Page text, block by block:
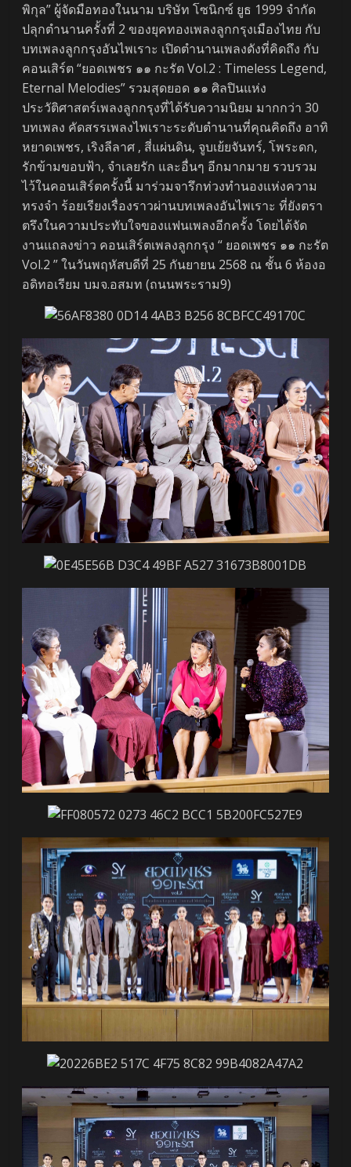
พิกุล” ผู้จัดมือทองในนาม บริษัท โซนิกซ์ ยูธ 1999 จำกัด
ปลุกตำนานครั้งที่ 2 ของยุคทองเพลงลูกกรุงเมืองไทย กับ
บทเพลงลูกกรุงอันไพเราะ เปิดตำนานเพลงดังที่คิดถึง กับ
คอนเสิร์ต “ยอดเพชร ๑๑ กะรัต Vol.2 : Timeless Legend,
Eternal Melodies” รวมสุดยอด ๑๑ ศิลปินแห่ง
ประวัติศาสตร์เพลงลูกกรุงที่ได้รับความนิยม มากกว่า 30
บทเพลง คัดสรรเพลงไพเราะระดับตำนานที่คุณคิดถึง อาทิ
หยาดเพชร, เริงลีลาศ , สี่แผ่นดิน, จูบเย้ยจันทร์, โพระดก,
รักข้ามขอบฟ้า, จำเลยรัก และอื่นๆ อีกมากมาย รวบรวม
ไว้ในคอนเสิร์ตครั้งนี้ มาร่วมจารึกท่วงทำนองแห่งความ
ทรงจำ ร้อยเรียงเรื่องราวผ่านบทเพลงอันไพเราะ ที่ยังตรา
ตรึงในความประทับใจของแฟนเพลงอีกครั้ง โดยได้จัด
งานแถลงข่าว คอนเสิร์ตเพลงลูกกรุง “ ยอดเพชร ๑๑ กะรัต
Vol.2 ” ในวันพฤหัสบดีที่ 25 กันยายน 2568 ณ ชั้น 6 ห้องอ
อดิทอเรียม บมจ.อสมท (ถนนพระราม9)